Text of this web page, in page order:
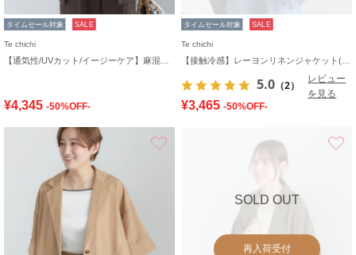
タイムセール対象 SALE
Te chichi
¥4,345 -50%OFF-
タイムセール対象 SALE
Te chichi
5.0 （2）
レビュー
を見る
¥3,465 -50%OFF-
SOLD OUT
再入荷受付